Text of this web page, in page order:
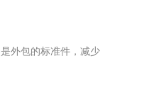
外包的标准件，减少